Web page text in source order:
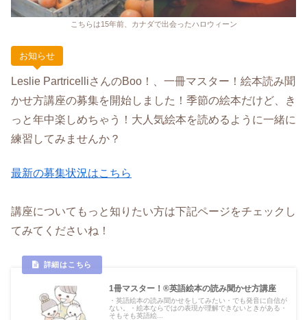
こちらは15年前、カナダで出会ったハロウィーン
お知らせ
Leslie PartricelliさんのBoo！、一冊マスター！絵本読み聞
かせ方講座の募集を開始しました！季節の絵本だけど、き
っと年中楽しめちゃう！大人気絵本を読めるように一緒に
練習してみませんか？
最新の募集状況はこちら
講座についてもっと知りたい方は下記ページをチェックし
てみてくださいね！
1冊マスター！®英語絵本の読み聞かせ方講座
・英語絵本の読み聞かせをしてみたい・でも発音に自信が
ない。・絵本ならではの表現が理解できないときがある・
そもそも英語絵...